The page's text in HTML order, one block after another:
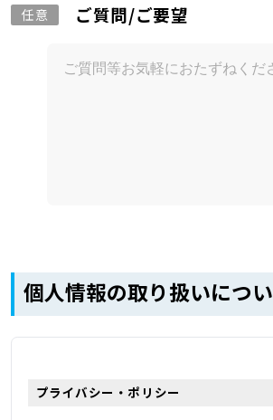
任意 ご質問/ご要望
個人情報の取り扱いにつ
プライバシー・ポリシー